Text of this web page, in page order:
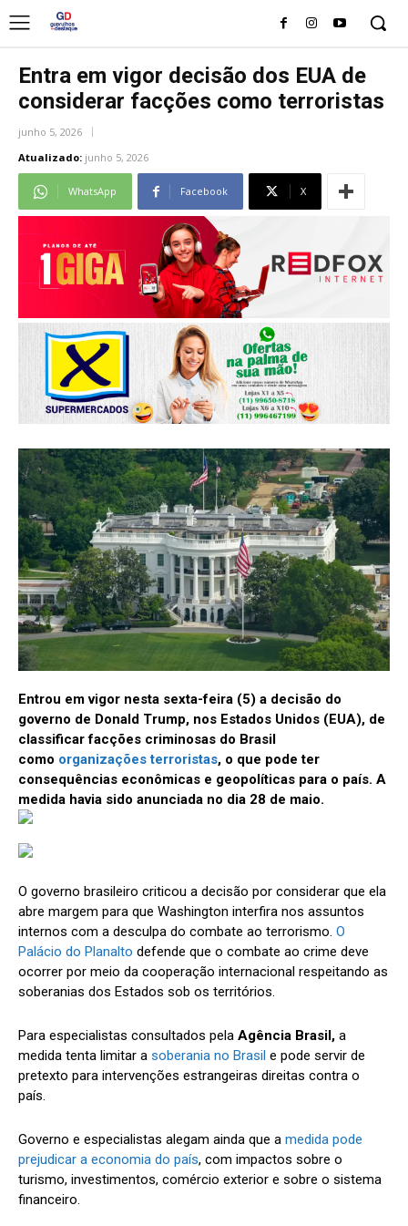
Entra em vigor decisão dos EUA de
considerar facções como terroristas
junho 5, 2026
Atualizado: junho 5, 2026
WhatsApp Facebook X
Entrou em vigor nesta sexta-feira (5) a decisão do
governo de Donald Trump, nos Estados Unidos (EUA), de
classificar facções criminosas do Brasil
como organizações terroristas, o que pode ter
consequências econômicas e geopolíticas para o país. A
medida havia sido anunciada no dia 28 de maio.
O governo brasileiro criticou a decisão por considerar que ela
abre margem para que Washington interfira nos assuntos
internos com a desculpa do combate ao terrorismo. O
Palácio do Planalto defende que o combate ao crime deve
ocorrer por meio da cooperação internacional respeitando as
soberanias dos Estados sob os territórios.
Para especialistas consultados pela Agência Brasil, a
medida tenta limitar a soberania no Brasil e pode servir de
pretexto para intervenções estrangeiras direitas contra o
país.
Governo e especialistas alegam ainda que a medida pode
prejudicar a economia do país, com impactos sobre o
turismo, investimentos, comércio exterior e sobre o sistema
financeiro.